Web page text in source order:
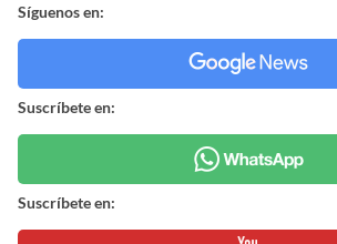
Síguenos en:
Suscríbete en:
Suscríbete en: